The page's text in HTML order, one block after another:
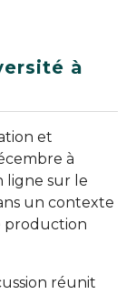
à
et
à
ligne sur le
un contexte
production
réunit